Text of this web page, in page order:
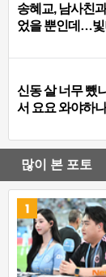
송혜교, 남사친
었을 뿐인데…빛
신동 살 너무 뺐
서 요요 와야하
많이 본 포토